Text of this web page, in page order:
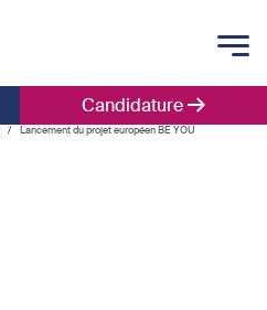
Candidature
Lancement du projet européen BE YOU